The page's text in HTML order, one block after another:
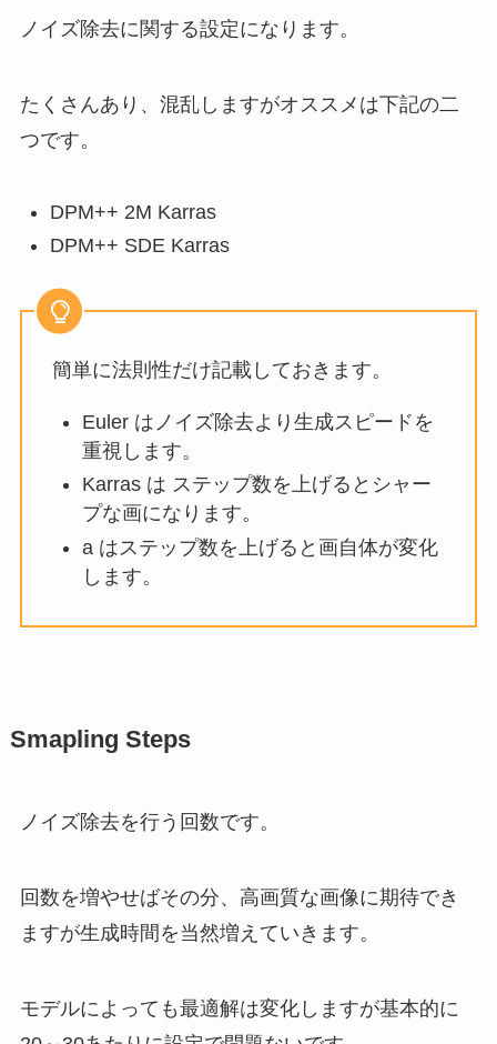
ノイズ除去に関する設定になります。
たくさんあり、混乱しますがオススメは下記の二
つです。
DPM++ 2M Karras
DPM++ SDE Karras
簡単に法則性だけ記載しておきます。
Euler はノイズ除去より生成スピードを
重視します。
Karras は ステップ数を上げるとシャー
プな画になります。
a はステップ数を上げると画自体が変化
します。
Smapling Steps
ノイズ除去を行う回数です。
回数を増やせばその分、高画質な画像に期待でき
ますが生成時間を当然増えていきます。
モデルによっても最適解は変化しますが基本的に